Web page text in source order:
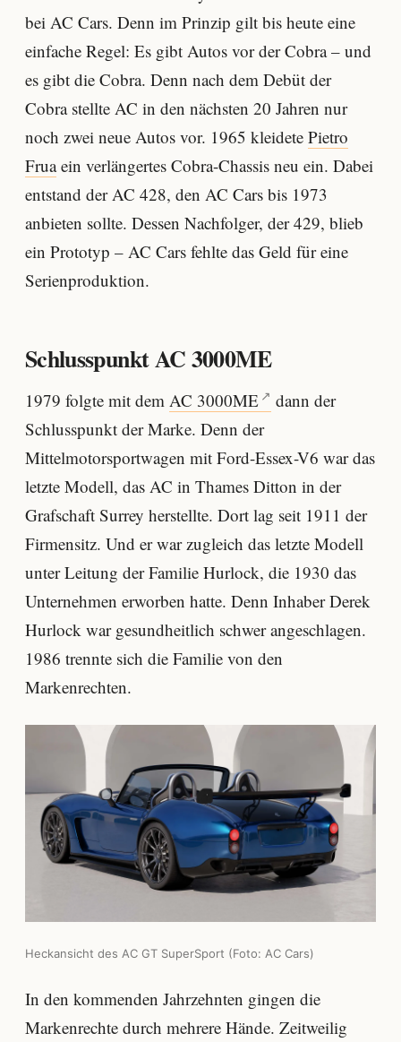
bei AC Cars. Denn im Prinzip gilt bis heute eine
einfache Regel: Es gibt Autos vor der Cobra – und
es gibt die Cobra. Denn nach dem Debüt der
Cobra stellte AC in den nächsten 20 Jahren nur
noch zwei neue Autos vor. 1965 kleidete Pietro
Fruaein verlängertes Cobra-Chassis neu ein. Dabei
entstand der AC 428, den AC Cars bis 1973
anbieten sollte. Dessen Nachfolger, der 429, blieb
ein Prototyp – AC Cars fehlte das Geld für eine
Serienproduktion.
Schlusspunkt AC 3000ME
1979 folgte mit dem AC 3000ME
dann der
Schlusspunkt der Marke. Denn der
Mittelmotorsportwagen mit Ford-Essex-V6 war das
letzte Modell, das AC in Thames Ditton in der
Grafschaft Surrey herstellte. Dort lag seit 1911 der
Firmensitz. Und er war zugleich das letzte Modell
unter Leitung der Familie Hurlock, die 1930 das
Unternehmen erworben hatte. Denn Inhaber Derek
Hurlock war gesundheitlich schwer angeschlagen.
1986 trennte sich die Familie von den
Markenrechten.
Heckansicht des AC GT SuperSport (Foto: AC Cars)
In den kommenden Jahrzehnten gingen die
Markenrechte durch mehrere Hände. Zeitweilig